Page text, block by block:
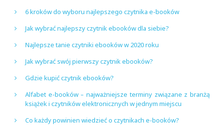
6 kroków do wyboru najlepszego czytnika e-booków
Jak wybrać najlepszy czytnik ebooków dla siebie?
Najlepsze tanie czytniki ebooków w 2020 roku
Jak wybrać swój pierwszy czytnik ebooków?
Gdzie kupić czytnik ebooków?
Alfabet e-booków – najważniejsze terminy związane z branżą
książek i czytników elektronicznych w jednym miejscu
Co każdy powinien wiedzieć o czytnikach e-booków?